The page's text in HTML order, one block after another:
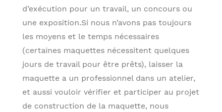
d’exécution pour un travail, un concours ou
une exposition.Si nous n’avons pas toujours
les moyens et le temps nécessaires
(certaines maquettes nécessitent quelques
jours de travail pour être prêts), laisser la
maquette a un professionnel dans un atelier,
et aussi vouloir vérifier et participer au projet
de construction de la maquette, nous